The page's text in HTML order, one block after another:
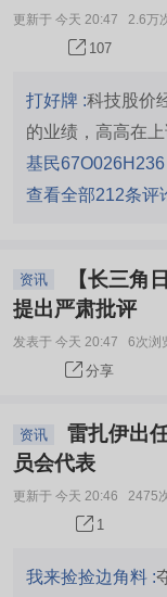
更新于 今天 20:47 2.6万
107
打好牌 :科技股价
的业绩，高高在
资讯
提出严肃批评
发表于 今天 20:47 6次浏
分享
资讯
雷扎伊出任伊朗最高领袖驻最高国家安全委
员会代表
更新于 今天 20:46 2475
1
我来捡捡边角料 :